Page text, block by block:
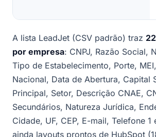
A lista LeadJet (CSV padrão) traz
por empresa: CNPJ, Razão Social,
Tipo de Estabelecimento, Porte,
Nacional, Data de Abertura, Capital
Principal, Setor, Descrição CNAE,
Secundários, Natureza Jurídica,
Cidade, UF, CEP, E-mail, Telefone 1
ainda layouts prontos de HubSpot